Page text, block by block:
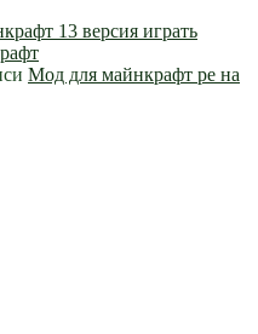
13 версия играть
Мод для майнкрафт pe на